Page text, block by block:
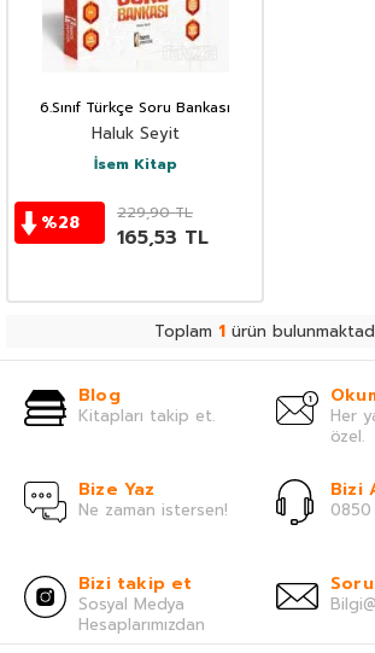
6.Sınıf Türkçe Soru Bankası
Haluk Seyit
İsem Kitap
%28 229,90TL
165,53 TL
Toplam 1ürün
Blog
Kitapları takip et.
Her
özel.
Bize Yaz
Ne zaman istersen!
Bizi
Bizi takip et
Sosyal Medya
Hesaplarımızdan